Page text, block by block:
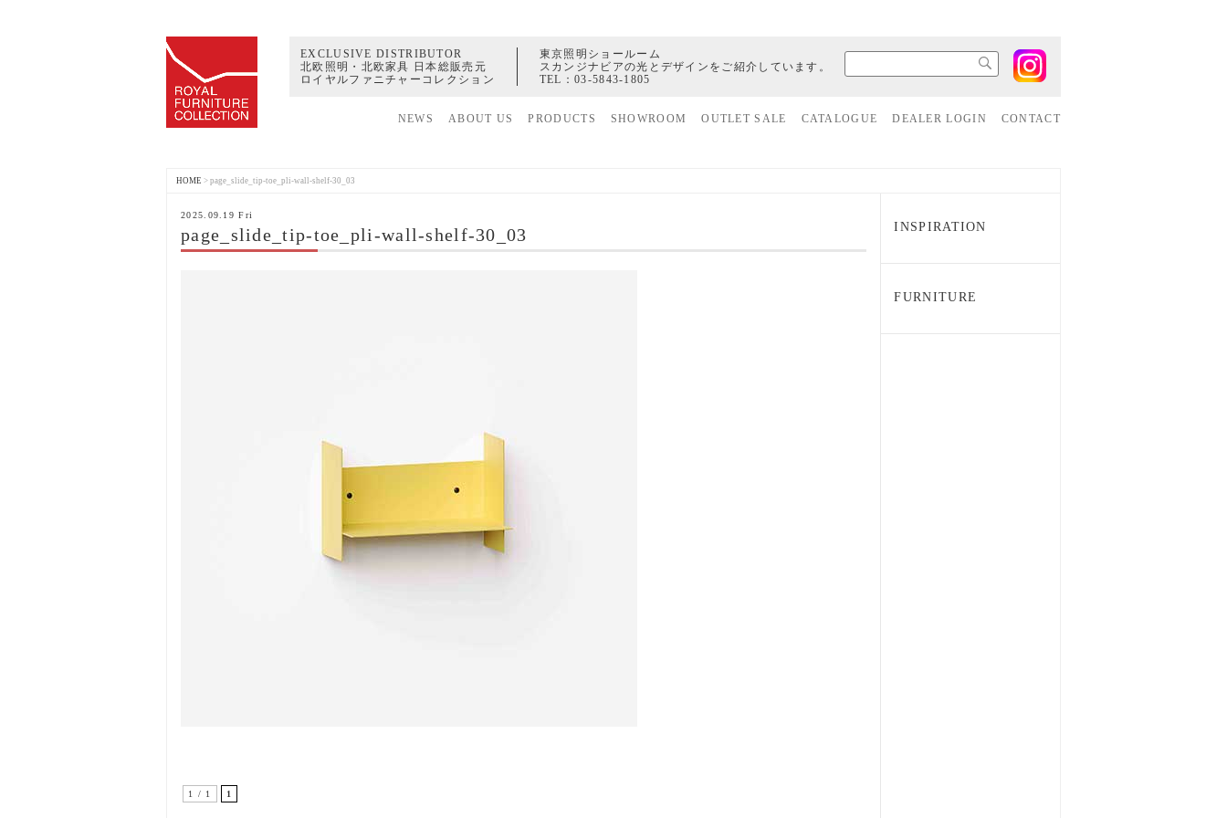
EXCLUSIVE DISTRIBUTOR
北欧照明・北欧家具 日本総販売元
ロイヤルファニチャーコレクション
東京照明ショールーム
スカンジナビアの光とデザインをご紹介しています。
TEL：03-5843-1805
NEWS ABOUT US PRODUCTS SHOWROOM OUTLET SALE CATALOGUE DEALER LOGIN CONTACT
HOME > page_slide_tip-toe_pli-wall-shelf-30_03
2025.09.19 Fri
page_slide_tip-toe_pli-wall-shelf-30_03
1 / 1 1
INSPIRATION
FURNITURE